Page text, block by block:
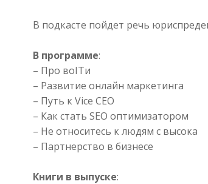
В подкасте пойдет речь
В программе:
– Про воITи
– Развитие онлайн маркетинга
– Путь к Vice CEO
– Как стать SEO оптимизатором
– Не относитесь к людям с высока
– Партнерство в бизнесе
Книги в выпуске: